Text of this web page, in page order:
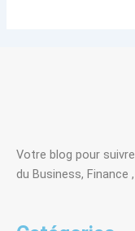
Votre blog pour
du Business, Finance